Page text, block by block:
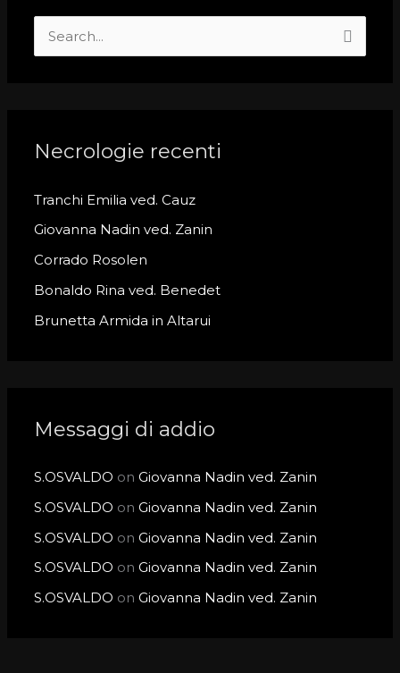
c
f
o
r
:
Necrologie recenti
Tranchi Emilia ved. Cauz
Giovanna Nadin ved. Zanin
Corrado Rosolen
Bonaldo Rina ved. Benedet
Brunetta Armida in Altarui
Messaggi di addio
S.OSVALDO onGiovanna Nadin ved. Zanin
S.OSVALDO onGiovanna Nadin ved. Zanin
S.OSVALDO onGiovanna Nadin ved. Zanin
S.OSVALDO onGiovanna Nadin ved. Zanin
S.OSVALDO onGiovanna Nadin ved. Zanin